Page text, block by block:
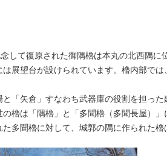
して復原された御隅櫓は本丸の北西隅に
展望台が設けられています。櫓内部で
と「矢倉」すなわち武器庫の役割を担っ
櫓は「隅櫓」と「多聞櫓（多聞長屋）
多聞櫓に対して、城郭の隅に作られた櫓